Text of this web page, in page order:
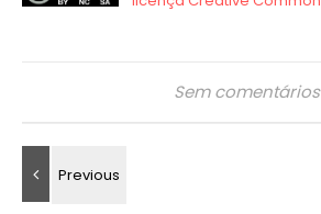
Sem comentários